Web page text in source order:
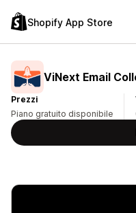
Shopify App Store
ViNext Email
Prezzi
Piano gratuito disponibile